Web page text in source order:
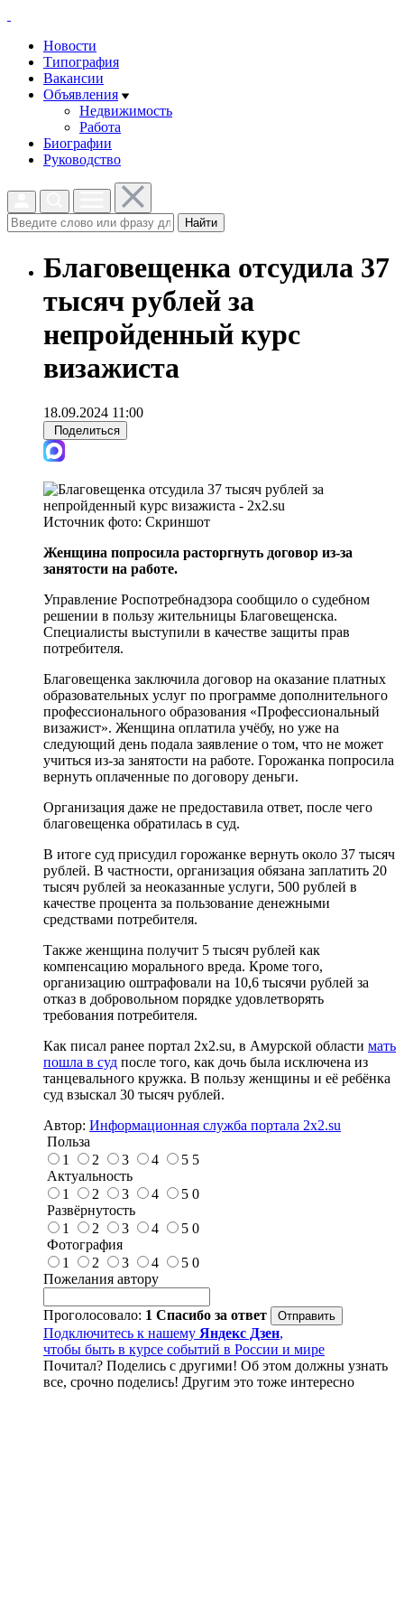
Новости
Типография
Вакансии
Объявления
Недвижимость
Работа
Биографии
Руководство
Найти
Благовещенка отсудила 37
тысяч рублей за
непройденный курс
визажиста
18.09.2024 11:00
Поделиться
Источник фото: Скриншот
Женщина попросила расторгнуть договор из-за
занятости на работе.
Управление Роспотребнадзора сообщило о судебном
решении в пользу жительницы Благовещенска.
Специалисты выступили в качестве защиты прав
потребителя.
Благовещенка заключила договор на оказание платных
образовательных услуг по программе дополнительного
профессионального образования «Профессиональный
визажист». Женщина оплатила учёбу, но уже на
следующий день подала заявление о том, что не может
учиться из-за занятости на работе. Горожанка попросила
вернуть оплаченные по договору деньги.
Организация даже не предоставила ответ, после чего
благовещенка обратилась в суд.
В итоге суд присудил горожанке вернуть около 37 тысяч
рублей. В частности, организация обязана заплатить 20
тысяч рублей за неоказанные услуги, 500 рублей в
качестве процента за пользование денежными
средствами потребителя.
Также женщина получит 5 тысяч рублей как
компенсацию морального вреда. Кроме того,
организацию оштрафовали на 10,6 тысячи рублей за
отказ в добровольном порядке удовлетворять
требования потребителя.
Как писал ранее портал 2х2.su, в Амурской области мать
пошла в суд после того, как дочь была исключена из
танцевального кружка. В пользу женщины и её ребёнка
суд взыскал 30 тысяч рублей.
Автор: Информационная служба портала 2x2.su
Польза
1
2 3 4 5 5
Актуальность
1
2 3 4 5 0
Развёрнутость
1
2 3 4 5 0
Фотография
1
2 3 4 5 0
Пожелания автору
Проголосовало: 1 Спасибо за ответ
Подключитесь к нашему Яндекс Дзен,
чтобы быть в курсе событий в России и мире
Почитал? Поделись с другими! Об этом должны узнать
все, срочно поделись! Другим это тоже интересно